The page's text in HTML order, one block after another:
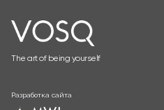
The art of being yourself
Разработка сайта